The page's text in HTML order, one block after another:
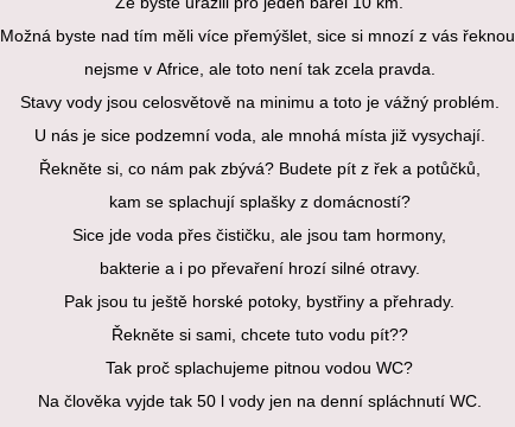
Možná byste nad tím měli více přemýšlet, sice si mnozí z vás řeknou,
nejsme v Africe, ale toto není tak zcela pravda.
Stavy vody jsou celosvětově na minimu a toto je vážný problém.
U nás je sice podzemní voda, ale mnohá místa již vysychají.
Řekněte si, co nám pak zbývá? Budete pít z řek a potůčků,
kam se splachují splašky z domácností?
Sice jde voda přes čističku, ale jsou tam hormony,
bakterie a i po převaření hrozí silné otravy.
Pak jsou tu ještě horské potoky, bystřiny a přehrady.
Řekněte si sami, chcete tuto vodu pít??
Tak proč splachujeme pitnou vodou WC?
Na člověka vyjde tak 50 l vody jen na denní spláchnutí WC.